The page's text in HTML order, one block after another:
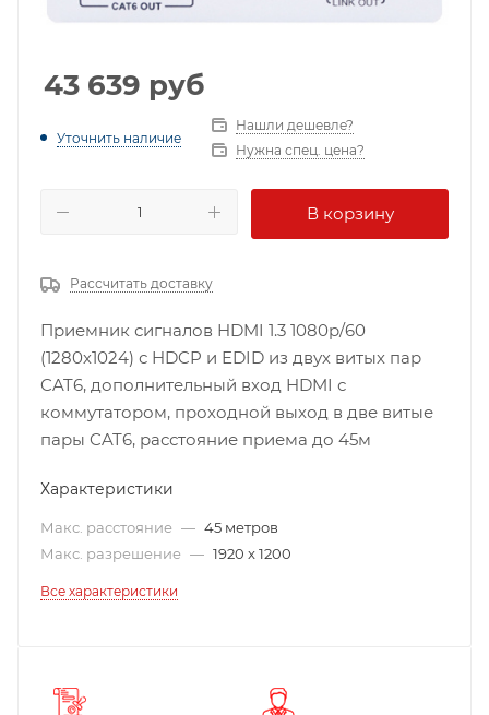
43 639 руб
Уточнить наличие
Нашли дешевле?
Нужна спец. цена?
В корзину
Рассчитать доставку
Приемник сигналов HDMI 1.3 1080p/60
(1280х1024) с HDCP и EDID из двух витых пар
CAT6, дополнительный вход HDMI с
коммутатором, проходной выход в две витые
пары CAT6, расстояние приема до 45м
Характеристики
Макс. расстояние — 45 метров
Макс. разрешение — 1920 x 1200
Все характеристики